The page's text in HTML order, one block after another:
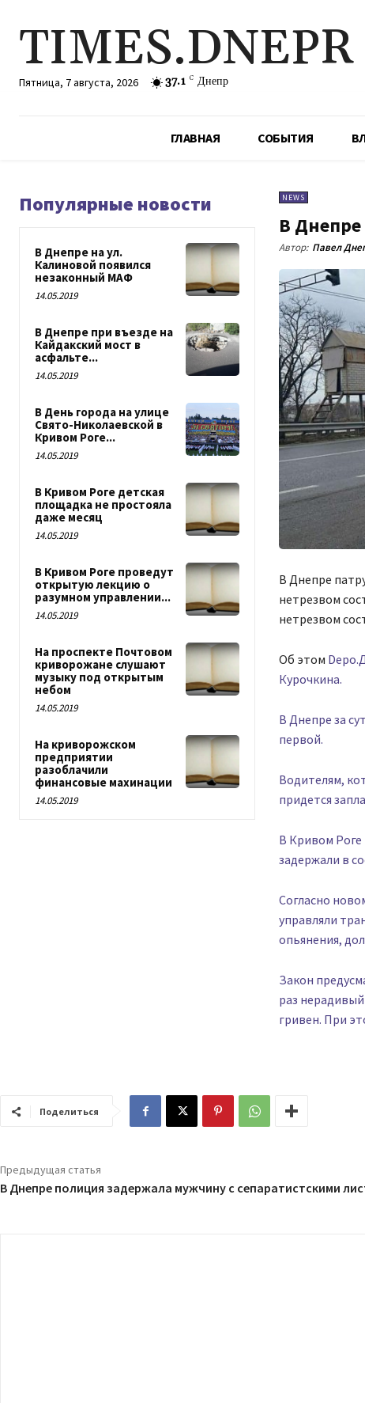
TIMES.DNEPR
Пятница, 7 августа, 2026 37.1 C Днепр
ГЛАВНАЯ СОБЫТИЯ
Популярные новости
В Днепре на ул.
Калиновой появился
незаконный МАФ
14.05.2019
В Днепре при въезде на
Кайдакский мост в
асфальте...
14.05.2019
В День города на улице
Свято-Николаевской в
Кривом Роге...
14.05.2019
В Кривом Роге детская
площадка не простояла
даже месяц
14.05.2019
В Кривом Роге проведут
открытую лекцию о
разумном управлении...
14.05.2019
На проспекте Почтовом
криворожане слушают
музыку под открытым
небом
14.05.2019
На криворожском
предприятии
разоблачили
финансовые махинации
14.05.2019
NEWS
В
Автор: Павел
В Днепре
нетрезвом
нетрезвом
Об этом
Курочкина.
В Днепре за
первой.
Водителям,
придется
В Кривом Роге
задержали в
Согласно
управляли
опьянения,
Закон
раз
гривен. При
Поделиться
Предыдущая статья
В Днепре полиция задержала мужчину с сепаратистскими